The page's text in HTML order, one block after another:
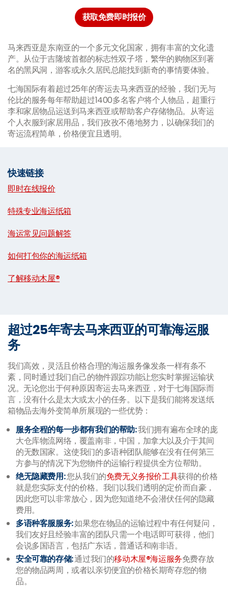
获取免费即时报价
马来西亚是东南亚的一个多元文化国家，拥有丰富的文化遗
产。从位于吉隆坡首都的标志性双子塔，繁华的购物区到著
名的黑风洞，游客或永久居民总能找到新奇的事情要体验。
七海国际有着超过25年的寄运去马来西亚的经验，我们无与
伦比的服务每年帮助超过1400多名客户将个人物品，超重行
李和家居物品运送到马来西亚或帮助客户存储物品。从寄运
个人衣服到家居用品，我们孜孜不倦地努力，以确保我们的
寄运流程简单，价格便宜且透明。
快速链接
即时在线报价
特殊专业海运纸箱
海运常见问题解答
如何打包你的海运纸箱
了解移动木屋®
超过25年寄去马来西亚的可靠海运服
务
我们高效，灵活且价格合理的海运服务像发条一样有条不
紊，同时通过我们自己的物件跟踪功能让您实时掌握运输状
况。无论您出于何种原因寄运去马来西亚，对于七海国际而
言，没有什么是太大或太小的任务。以下是我们能将发送纸
箱物品去海外变简单所展现的一些优势：
服务全程的每一步都有我们的帮助:我们拥有遍布全球的庞
大仓库物流网络，覆盖南非，中国，加拿大以及介于其间
的无数国家。这使我们的多语种团队能够在没有任何第三
方参与的情况下为您物件的运输行程提供全方位帮助。
绝无隐藏费用:您从我们的免费无义务报价工具获得的价格
就是您实际支付的价格。我们以我们透明的定价而自豪，
因此您可以非常放心，因为您知道绝不会潜伏任何的隐藏
费用。
多语种客服服务:如果您在物品的运输过程中有任何疑问，
我们友好且经验丰富的团队只需一个电话即可获得，他们
会说多国语言，包括广东话，普通话和南非语。
安全可靠的存储:通过我们的移动木屋®海运服务免费存放
您的物品两周，或者以亲切便宜的价格长期寄存您的物
品。